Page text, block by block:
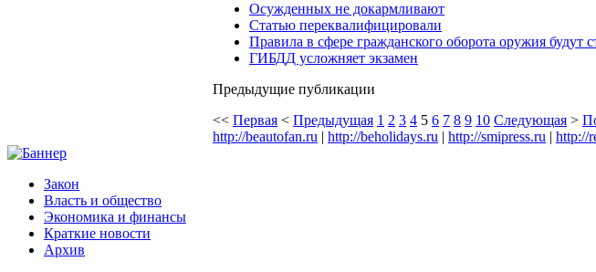
Осужденных не докармливают
Статью переквалифицировали
Правила в сфере гражданского оборота оружия будут
ГИБДД усложняет экзамен
Предыдущие публикации
<< Первая < Предыдущая 1 2 3 4 5 6 7 8 9 10 Следующая >
http://beautofan.ru | http://beholidays.ru | http://smipress.ru | http://
Закон
Власть и общество
Экономика и финансы
Краткие новости
Архив